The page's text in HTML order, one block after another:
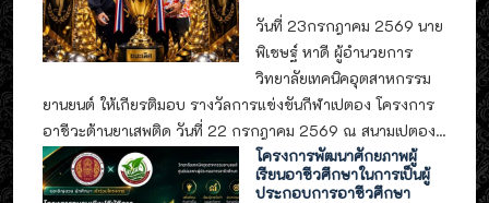
วันที่ 23กรกฎาคม 2569 นาย
พิเชษฐ์ หาดี ผู้อำนวยการ
วิทยาลัยเทคนิคอุตสาหกรรม
ยานยนต์ ให้เกียรติมอบ รางวัลการแข่งขันกีฬาเปตอง โครงการ
อาชีวะต้านยาเสพติด วันที่ 22 กรกฎาคม 2569 ณ สนามเปตอง...
โครงการพัฒนาศักยภาพผู้
เรียนอาชีวศึกษาในการเป็นผู้
ประกอบการอาชีวศึกษา